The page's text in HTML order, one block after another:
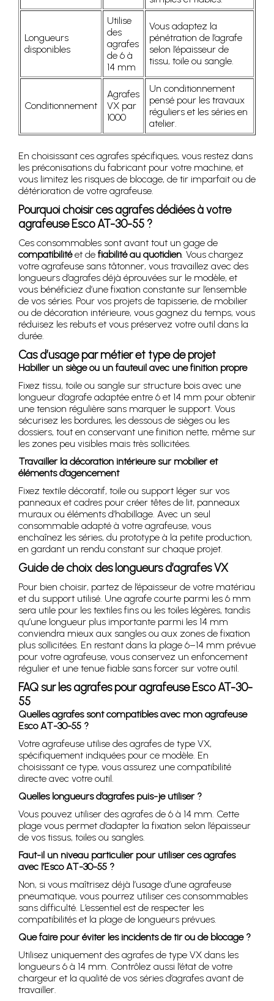
Longueurs
disponibles
Utilise
des
agrafes
de 6 à
14 mm
Vous adaptez la
pénétration de l’agrafe
selon l’épaisseur de
tissu, toile ou sangle.
Conditionnement
Agrafes
VX par
1000
Un conditionnement
pensé pour les travaux
réguliers et les séries en
atelier.
En choisissant ces agrafes spécifiques, vous restez dans
les préconisations du fabricant pour votre machine, et
vous limitez les risques de blocage, de tir imparfait ou de
détérioration de votre agrafeuse.
Pourquoi choisir ces agrafes dédiées à votre
agrafeuse Esco AT-30-55 ?
Ces consommables sont avant tout un gage de
compatibilitéet de fiabilité au quotidien. Vous chargez
votre agrafeuse sans tâtonner, vous travaillez avec des
longueurs d’agrafes déjà éprouvées sur le modèle, et
vous bénéficiez d’une fixation constante sur l’ensemble
de vos séries. Pour vos projets de tapisserie, de mobilier
ou de décoration intérieure, vous gagnez du temps, vous
réduisez les rebuts et vous préservez votre outil dans la
durée.
Cas d’usage par métier et type de projet
Habiller un siège ou un fauteuil avec une finition propre
Fixez tissu, toile ou sangle sur structure bois avec une
longueur d’agrafe adaptée entre 6 et 14 mm pour obtenir
une tension régulière sans marquer le support. Vous
sécurisez les bordures, les dessous de sièges ou les
dossiers, tout en conservant une finition nette, même sur
les zones peu visibles mais très sollicitées.
Travailler la décoration intérieure sur mobilier et
éléments d’agencement
Fixez textile décoratif, toile ou support léger sur vos
panneaux et cadres pour créer têtes de lit, panneaux
muraux ou éléments d’habillage. Avec un seul
consommable adapté à votre agrafeuse, vous
enchaînez les séries, du prototype à la petite production,
en gardant un rendu constant sur chaque projet.
Guide de choix des longueurs d’agrafes VX
Pour bien choisir, partez de l’épaisseur de votre matériau
et du support utilisé. Une agrafe courte parmi les 6 mm
sera utile pour les textiles fins ou les toiles légères, tandis
qu’une longueur plus importante parmi les 14 mm
conviendra mieux aux sangles ou aux zones de fixation
plus sollicitées. En restant dans la plage 6–14 mm prévue
pour votre agrafeuse, vous conservez un enfoncement
régulier et une tenue fiable sans forcer sur votre outil.
FAQ sur les agrafes pour agrafeuse Esco AT-30-
55
Quelles agrafes sont compatibles avec mon agrafeuse
Esco AT-30-55 ?
Votre agrafeuse utilise des agrafes de type VX,
spécifiquement indiquées pour ce modèle. En
choisissant ce type, vous assurez une compatibilité
directe avec votre outil.
Quelles longueurs d’agrafes puis-je utiliser ?
Vous pouvez utiliser des agrafes de 6 à 14 mm. Cette
plage vous permet d’adapter la fixation selon l’épaisseur
de vos tissus, toiles ou sangles.
Faut-il un niveau particulier pour utiliser ces agrafes
avec l’Esco AT-30-55 ?
Non, si vous maîtrisez déjà l’usage d’une agrafeuse
pneumatique, vous pourrez utiliser ces consommables
sans difficulté. L’essentiel est de respecter les
compatibilités et la plage de longueurs prévues.
Que faire pour éviter les incidents de tir ou de blocage ?
Utilisez uniquement des agrafes de type VX dans les
longueurs 6 à 14 mm. Contrôlez aussi l’état de votre
chargeur et la qualité de vos séries d’agrafes avant de
travailler.